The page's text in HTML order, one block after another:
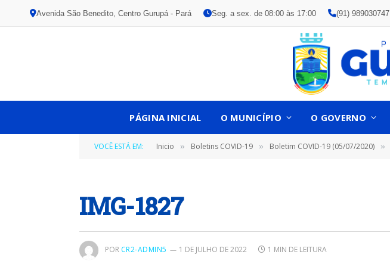
Avenida São Benedito, Centro Gurupá - Pará Seg. a sex. de 08:00 às 17:00 (91) 989030747
PÁGINA INICIAL O MUNICÍPIO O GOVERNO
VOCÊ ESTÁ EM: Inicio » Boletins COVID-19 » Boletim COVID-19 (05/07/2020) »
IMG-1827
POR CR2-ADMIN5 1 DE JULHO DE 2022 1 MIN DE LEITURA